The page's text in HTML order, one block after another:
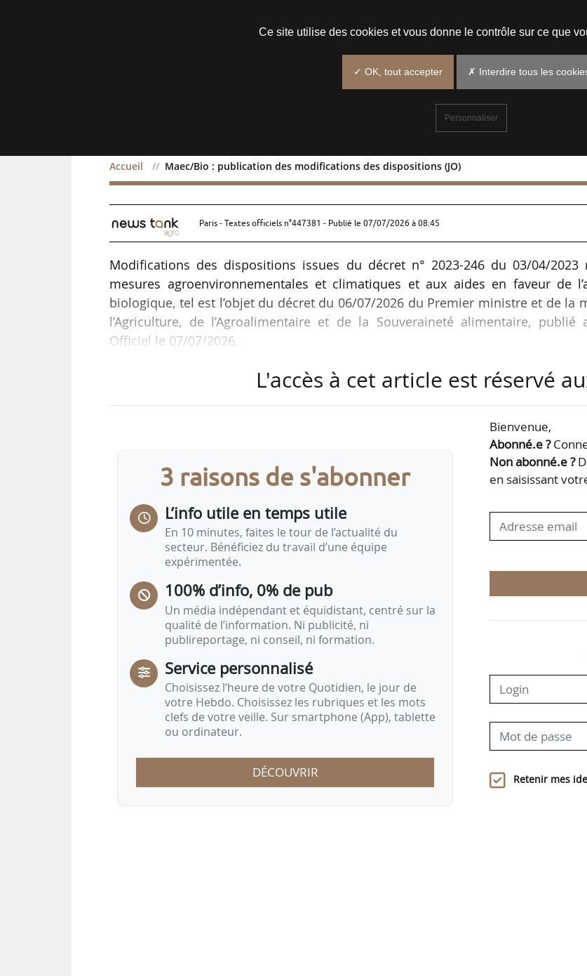
Accueil Maec/Bio : publication des modifications des dispositions (JO)
Maec/Bio : publication des modifications des dispositions
Paris - Textes officiels n°447381 - Publié le 07/07/2026 à 08:45
Modifications des dispositions issues du décret n° 2023-246 du 03/04/2023
mesures agroenvironnementales et climatiques et aux aides en faveur de
biologique, tel est l’objet du décret du 06/07/2026 du Premier ministre et de la
l’Agriculture, de l’Agroalimentaire et de la Souveraineté alimentaire, publié
Officiel le 07/07/2026.
Le décret est pris en application du règlement (UE) 2021/2115 du 2
plans stratégiques relevant de la PAC et financés par le Feaga et par le
abrogeant les règlements (UE) no 1305/2013 et (UE) no 1307/2013.
L'accès à cet article est réservé
3 raisons de s'abonner
L’info utile en temps utile
En 10 minutes, faites le tour de l’actualité du
secteur. Bénéficiez du travail d’une équipe
expérimentée.
100% d’info, 0% de pub
Un média indépendant et équidistant, centré sur la
qualité de l’information. Ni publicité, ni
publireportage, ni conseil, ni formation.
Service personnalisé
Choisissez l‘heure de votre Quotidien, le jour de
votre Hebdo. Choisissez les rubriques et les mots
clefs de votre veille. Sur smartphone (App), tablette
ou ordinateur.
DÉCOUVRIR
Bienvenue,
Abonné.e ?
Non abonné.e ?
en saisissant
Retenir mes
Ce site utilise des cookies et vous donne le contrôle sur ce que
✓ OK, tout accepter ✗ Interdire tous les
Personnaliser